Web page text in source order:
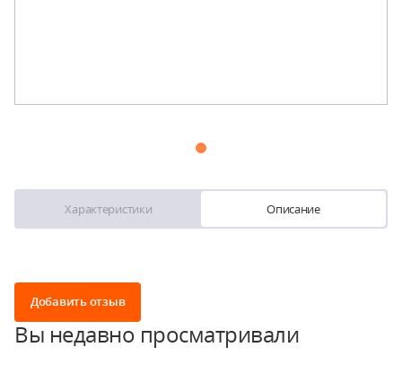
Характеристики Описание
Добавить отзыв
Вы недавно просматривали